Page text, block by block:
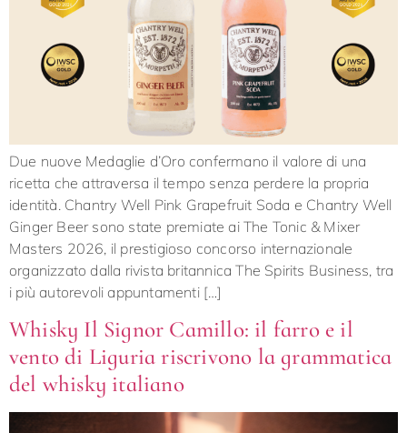
Due nuove Medaglie d’Oro confermano il valore di una
ricetta che attraversa il tempo senza perdere la propria
identità. Chantry Well Pink Grapefruit Soda e Chantry Well
Ginger Beer sono state premiate ai The Tonic & Mixer
Masters 2026, il prestigioso concorso internazionale
organizzato dalla rivista britannica The Spirits Business, tra
i più autorevoli appuntamenti […]
Whisky Il Signor Camillo: il farro e il
vento di Liguria riscrivono la grammatica
del whisky italiano